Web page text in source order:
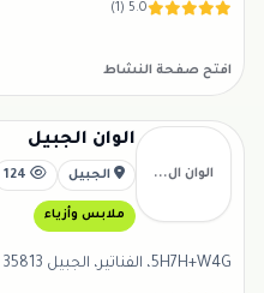
5.0 (1)
افتح صفحة النشاط
الوان ال...
الوان الجبيل
الجبيل
ملابس وأزياء
5H7H+W4G، الفناتير، الجبيل 35813